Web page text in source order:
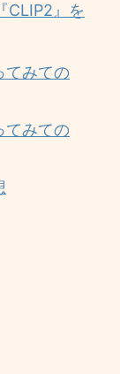
CLIP2』を
てみての
てみての